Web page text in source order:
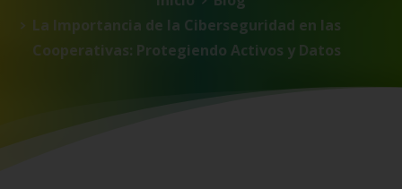
La Importancia de la Ciberseguridad en las
Cooperativas: Protegiendo Activos y Datos